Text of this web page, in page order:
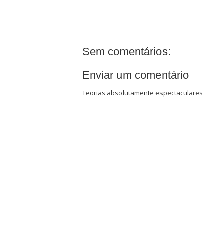
Sem comentários:
Enviar um comentário
Teorias absolutamente espectaculares